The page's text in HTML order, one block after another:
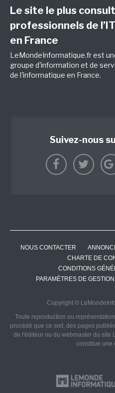
Le site le plus
professionnels de
en France
LeMondeInformatique.fr est
groupe d'information et de
de l'informatique en France.
Suivez-nous
NOUS CONTACTER
CHARTE DE
CONDITIONS
PARAMÈTRES DE
Copyright ©
Toute reproduction ou
procédé que ce soit, des pages
de l'éditeur ou du webmaster du site
constitue une